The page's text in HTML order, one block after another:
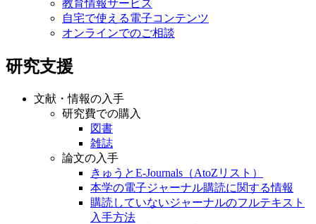
教育情報サービス
自宅で使える電子コンテンツ
オンラインでのご相談
研究支援
文献・情報の入手
研究費での購入
図書
雑誌
論文の入手
きゅうとE-Journals（AtoZリスト）
本学の電子ジャーナル購読に関する情報
購読していないジャーナルのフルテキスト
入手方法